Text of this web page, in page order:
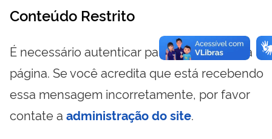
Conteúdo Restrito
É necessário autenticar para visualizar essa
página. Se você acredita que está recebendo
essa mensagem incorretamente, por favor
contate a administração do site.